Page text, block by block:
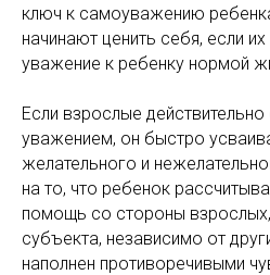
ключ к самоуважению
начинают ценить себя, если
уважение к ребенку нормой
Если взрослые
уважением, он быстро
желательного и
на то, что ребенок
помощь со стороны
субъекта, независимо от
наполнен противоречивыми